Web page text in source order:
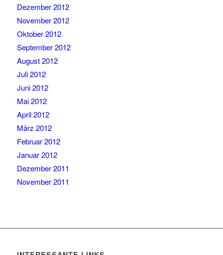
Dezember 2012
November 2012
Oktober 2012
September 2012
August 2012
Juli 2012
Juni 2012
Mai 2012
April 2012
März 2012
Februar 2012
Januar 2012
Dezember 2011
November 2011